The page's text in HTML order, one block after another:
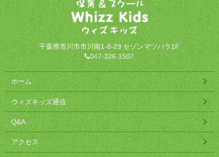
千葉県市川市市川南1-8-29 セゾンマツバラ1F
047-326-1507
ホーム
ウィズキッズ通信
Q&A
アクセス